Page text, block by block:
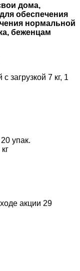
дома,
обеспечения
нормальной
беженцам
загрузкой 7 кг, 1
упак.
акции 29